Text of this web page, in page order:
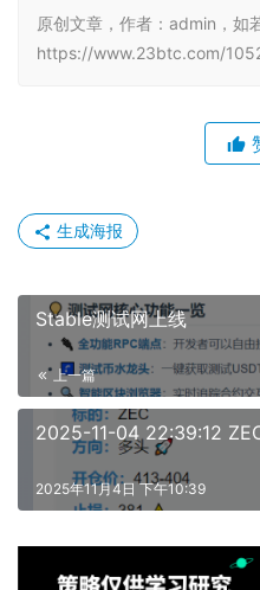
原创文章，作者：admin，如
https://www.23btc.com/
生成海报
Stable测试网上线
上一篇
2025-11-04 22:39:12
2025年11月4日 下午10:39